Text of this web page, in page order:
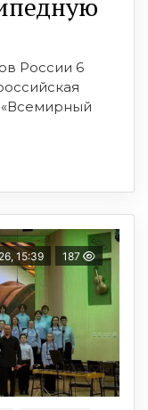
России 6
«Всемирный
15:39 187